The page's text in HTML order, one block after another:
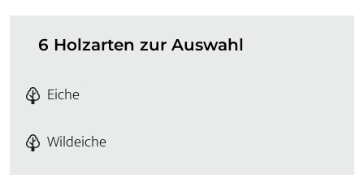
6 Holzarten zur Auswahl
Eiche
Wildeiche